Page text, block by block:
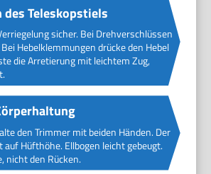
Teleskopstiels
sicher. Bei Drehverschlüssen
Hebelklemmungen drücke den Hebel
die Arretierung mit leichtem Zug,
den Trimmer mit beiden Händen. Der
Hüfthöhe. Ellbogen leicht gebeugt.
nicht den Rücken.